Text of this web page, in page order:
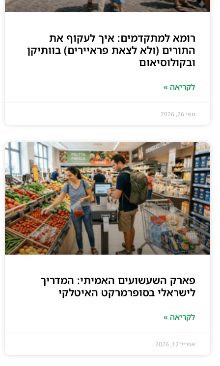
רומא למתקדמים: איך לעקוף את
התורים (ולא לצאת פראיירים) בוותיקן
ובקולוסיאום
לקריאה »
מאי 26, 2026
פארק השעשועים האמיתי: המדריך
לישראלי בסופרמרקט האיטלקי
לקריאה »
אפריל 12, 2026